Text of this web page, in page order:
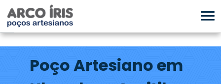
Poço Artesiano em